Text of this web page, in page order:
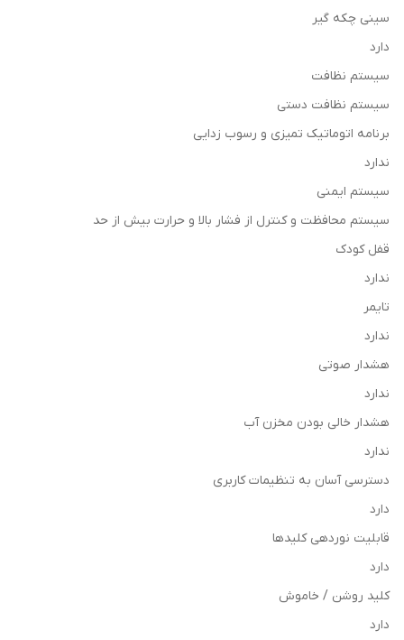
سینی چکه گیر
دارد
سیستم نظافت
سیستم نظافت دستی
برنامه اتوماتیک تمیزی و رسوب زدایی
ندارد
سیستم ایمنی
سیستم محافظت و کنترل از فشار بالا و حرارت بیش از حد
قفل کودک
ندارد
تایمر
ندارد
هشدار صوتی
ندارد
هشدار خالی بودن مخزن آب
ندارد
دسترسی آسان به تنظیمات کاربری
دارد
قابلیت نوردهی کلیدها
دارد
کلید روشن / خاموش
دارد